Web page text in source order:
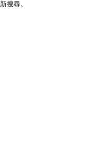
搜尋。